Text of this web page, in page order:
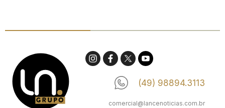
(49) 98894.3113
comercial@lancenoticias.com.br